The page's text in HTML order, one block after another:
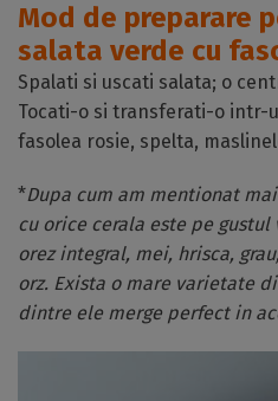
Mod de preparare
salata verde cu
Spalati si uscati salata; o
Tocati-o si transferati-o intr-
fasolea rosie, spelta,
*Dupa cum am mentionat
cu orice cerala este pe
orez integral, mei, hrisca,
orz. Exista o mare varietate
dintre ele merge perfect in